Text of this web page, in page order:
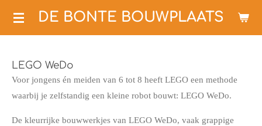
Ga
de
hoofdinhoud
DE BONTE BOUWPLAATS
LEGO WeDo
Voor jongens én meiden van 6 tot 8 heeft LEGO een methode
waarbij je zelfstandig een kleine robot bouwt: LEGO WeDo.
De kleurrijke bouwwerkjes van LEGO WeDo, vaak grappige